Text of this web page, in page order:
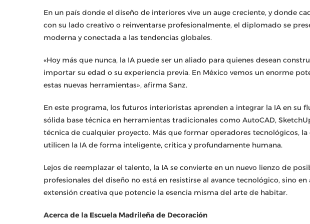
En un país donde el diseño de interiores vive un auge creciente, y donde
con su lado creativo o reinventarse profesionalmente, el diplomado se
moderna y conectada a las tendencias globales.
«Hoy más que nunca, la IA puede ser un aliado para quienes desean
importar su edad o su experiencia previa. En México vemos un enorme
estas nuevas herramientas», afirma Sanz.
En este programa, los futuros interioristas aprenden a integrar la IA en su
sólida base técnica en herramientas tradicionales como AutoCAD,
técnica de cualquier proyecto. Más que formar operadores tecnológicos,
utilicen la IA de forma inteligente, crítica y profundamente humana.
Lejos de reemplazar el talento, la IA se convierte en un nuevo lienzo de
profesionales del diseño no está en resistirse al avance tecnológico, sino
extensión creativa que potencie la esencia misma del arte de habitar.
Acerca de la Escuela Madrileña de Decoración